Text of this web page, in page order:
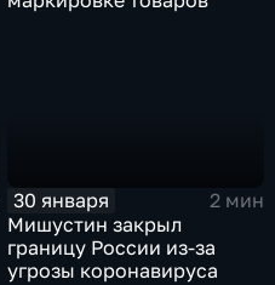
30 января
2 мин
Мишустин закрыл
границу России из-за
угрозы коронавируса